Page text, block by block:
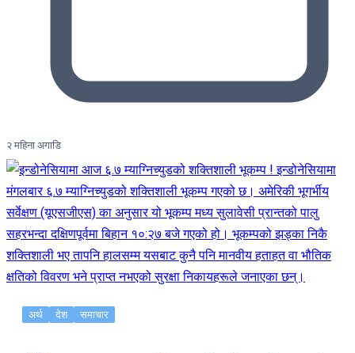
२ महिना अगाडि
अर्थ देश समाचार